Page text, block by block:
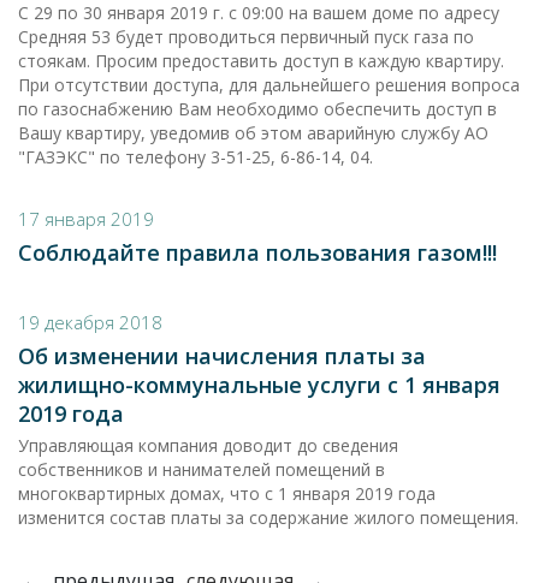
С 29 по 30 января 2019 г. с 09:00 на вашем доме по адресу
Средняя 53 будет проводиться первичный пуск газа по
стоякам. Просим предоставить доступ в каждую квартиру.
При отсутствии доступа, для дальнейшего решения вопроса
по газоснабжению Вам необходимо обеспечить доступ в
Вашу квартиру, уведомив об этом аварийную службу АО
"ГАЗЭКС" по телефону 3-51-25, 6-86-14, 04.
17 января 2019
Соблюдайте правила пользования газом!!!
19 декабря 2018
Об изменении начисления платы за
жилищно-коммунальные услуги с 1 января
2019 года
Управляющая компания доводит до сведения
собственников и нанимателей помещений в
многоквартирных домах, что с 1 января 2019 года
изменится состав платы за содержание жилого помещения.